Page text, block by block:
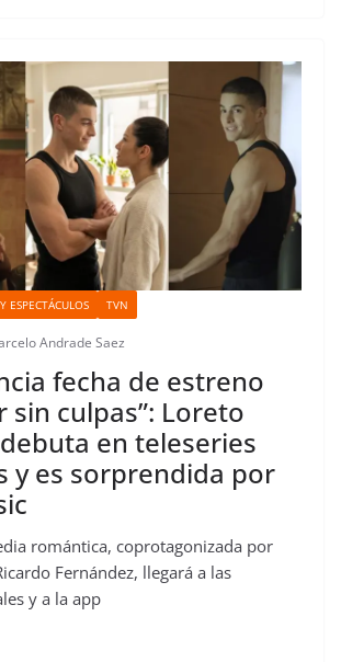
ESPECTÁCULOS TVN
Andrade Saez
fecha de estreno
sin culpas”: Loreto
en teleseries
y es sorprendida por
romántica, coprotagonizada por
Fernández, llegará a las
y a la app